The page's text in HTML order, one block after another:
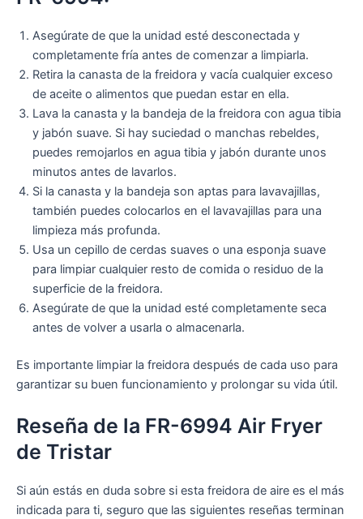
Asegúrate de que la unidad esté desconectada y
completamente fría antes de comenzar a limpiarla.
Retira la canasta de la freidora y vacía cualquier exceso
de aceite o alimentos que puedan estar en ella.
Lava la canasta y la bandeja de la freidora con agua tibia
y jabón suave. Si hay suciedad o manchas rebeldes,
puedes remojarlos en agua tibia y jabón durante unos
minutos antes de lavarlos.
Si la canasta y la bandeja son aptas para lavavajillas,
también puedes colocarlos en el lavavajillas para una
limpieza más profunda.
Usa un cepillo de cerdas suaves o una esponja suave
para limpiar cualquier resto de comida o residuo de la
superficie de la freidora.
Asegúrate de que la unidad esté completamente seca
antes de volver a usarla o almacenarla.
Es importante limpiar la freidora después de cada uso para
garantizar su buen funcionamiento y prolongar su vida útil.
Reseña de la FR-6994 Air Fryer
de Tristar
Si aún estás en duda sobre si esta freidora de aire es el más
indicada para ti, seguro que las siguientes reseñas terminan